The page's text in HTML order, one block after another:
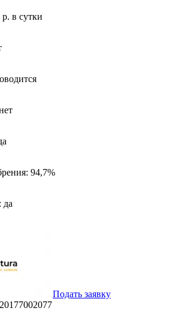
в сутки
94,7%
да
Подать заявку